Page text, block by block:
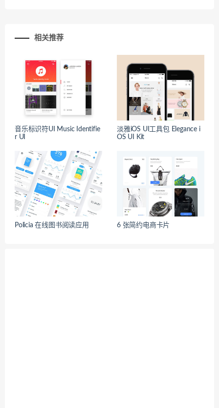
相关推荐
音乐标识符UI Music Identifie
r UI
淡雅iOS UI工具包 Elegance i
OS UI Kit
Policia 在线图书阅读应用 6 张简约电商卡片